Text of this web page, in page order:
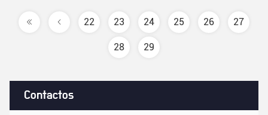
Contactos
22 23 24 25 26 27
28 29